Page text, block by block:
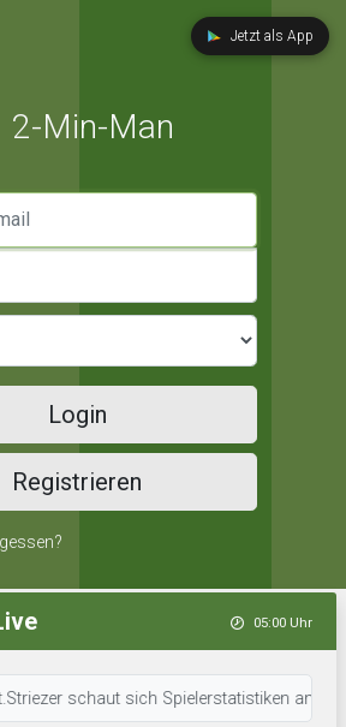
Jetzt als App
2-Min-Man
Login
Registrieren
05:00 Uhr
schaut sich Spielerstatistiken an. •